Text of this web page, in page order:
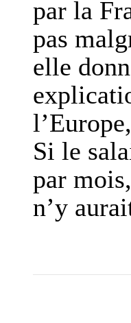
par la
pas
elle
Si le
par
n’y